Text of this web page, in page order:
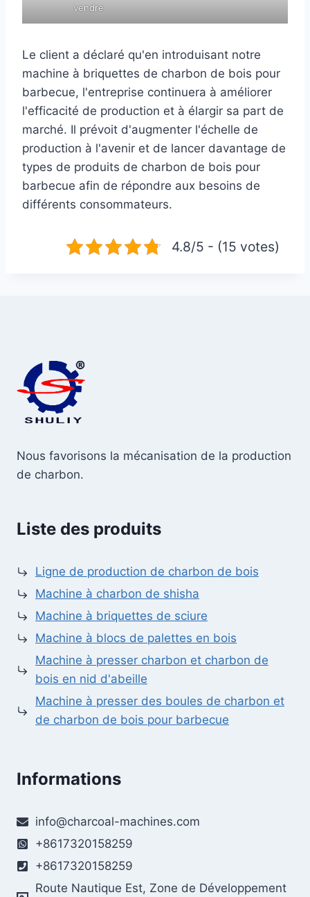
vendre
Le client a déclaré qu'en introduisant notre
machine à briquettes de charbon de bois pour
barbecue, l'entreprise continuera à améliorer
l'efficacité de production et à élargir sa part de
marché. Il prévoit d'augmenter l'échelle de
production à l'avenir et de lancer davantage de
types de produits de charbon de bois pour
barbecue afin de répondre aux besoins de
différents consommateurs.
4.8/5 - (15 votes)
Nous favorisons la mécanisation de la production
de charbon.
Liste des produits
Ligne de production de charbon de bois
Machine à charbon de shisha
Machine à briquettes de sciure
Machine à blocs de palettes en bois
Machine à presser charbon et charbon de
bois en nid d'abeille
Machine à presser des boules de charbon et
de charbon de bois pour barbecue
Informations
info@charcoal-machines.com
+8617320158259
+8617320158259
Route Nautique Est, Zone de Développement
Chat